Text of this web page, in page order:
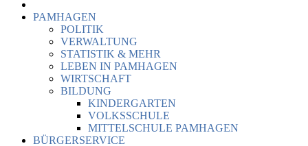
PAMHAGEN
POLITIK
VERWALTUNG
STATISTIK & MEHR
LEBEN IN PAMHAGEN
WIRTSCHAFT
BILDUNG
KINDERGARTEN
VOLKSSCHULE
MITTELSCHULE PAMHAGEN
BÜRGERSERVICE